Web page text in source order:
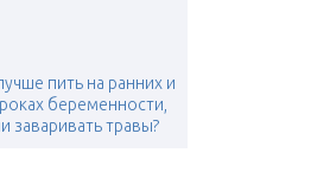
пить на ранних и
беременности,
заваривать травы?